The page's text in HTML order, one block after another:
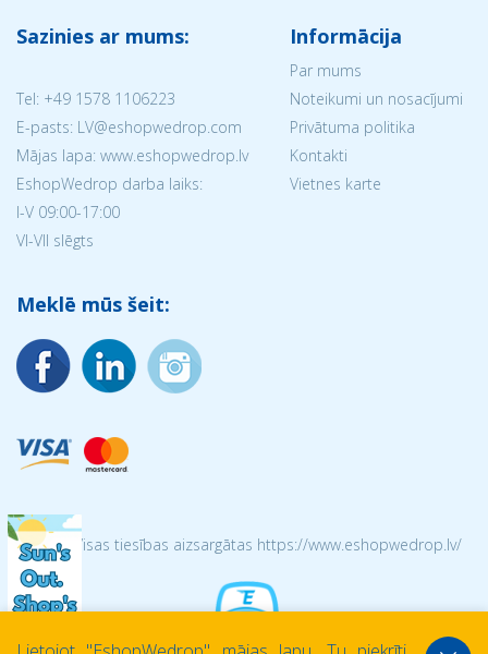
Sazinies ar mums:
Tel: +49 1578 1106223
E-pasts: LV@eshopwedrop.com
Mājas lapa: www.eshopwedrop.lv
EshopWedrop darba laiks:
I-V 09:00-17:00
VI-VII slēgts
Informācija
Par mums
Noteikumi un nosacījumi
Privātuma politika
Kontakti
Vietnes karte
Meklē mūs šeit:
© 2026 Visas tiesības aizsargātas https://www.eshopwedrop.lv/